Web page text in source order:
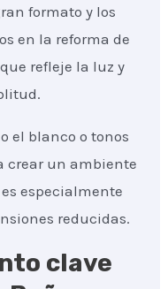
formato y los
en la reforma de
refleje la luz y
el blanco o tonos
crear un ambiente
especialmente
reducidas.
clave